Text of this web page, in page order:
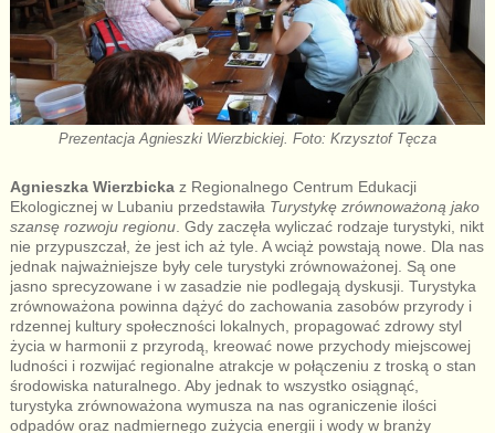
Prezentacja Agnieszki Wierzbickiej. Foto: Krzysztof Tęcza
Agnieszka Wierzbickaz Regionalnego Centrum Edukacji
Ekologicznej w Lubaniu przedstawiła Turystykę zrównoważoną jako
szansę rozwoju regionu. Gdy zaczęła wyliczać rodzaje turystyki, nikt
nie przypuszczał, że jest ich aż tyle. A wciąż powstają nowe. Dla nas
jednak najważniejsze były cele turystyki zrównoważonej. Są one
jasno sprecyzowane i w zasadzie nie podlegają dyskusji. Turystyka
zrównoważona powinna dążyć do zachowania zasobów przyrody i
rdzennej kultury społeczności lokalnych, propagować zdrowy styl
życia w harmonii z przyrodą, kreować nowe przychody miejscowej
ludności i rozwijać regionalne atrakcje w połączeniu z troską o stan
środowiska naturalnego. Aby jednak to wszystko osiągnąć,
turystyka zrównoważona wymusza na nas ograniczenie ilości
odpadów oraz nadmiernego zużycia energii i wody w branży